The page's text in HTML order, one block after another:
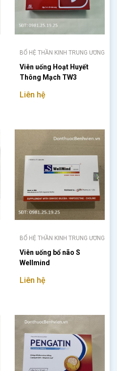
BỔ HỆ THẦN KINH TRUNG ƯƠNG
Viên uống Hoạt Huyết
Thông Mạch TW3
Liên hệ
BỔ HỆ THẦN KINH TRUNG ƯƠNG
Viên uống bổ não S
Wellmind
Liên hệ